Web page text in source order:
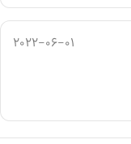
2022-06-01